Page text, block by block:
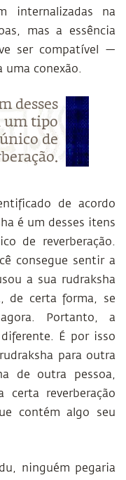
internalizadas na
mas a essência
ser compatível —
uma conexão.
desses
um tipo
de
de acordo
é um desses itens
de reverberação.
consegue sentir a
a sua rudraksha
de certa forma, se
Portanto, a
É por isso
para outra
de outra pessoa,
reverberação
contém algo seu
ninguém pegaria